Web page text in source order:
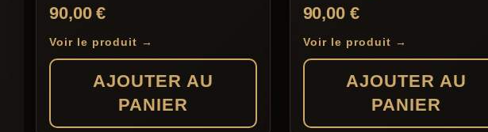
90,00€
Voir le produit →
AJOUTER AU
PANIER
Note
5.00
sur 5
90,00 €
Voir le produit →
AJOUTER AU
PANIER